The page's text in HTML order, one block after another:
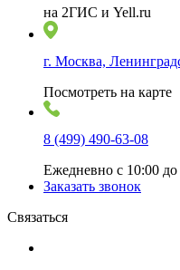
на 2ГИС и Yell.ru
г. Москва,
Посмотреть на карте
8 (499) 490-63-08
Ежедневно с 10:00 до
Заказать звонок
Связаться